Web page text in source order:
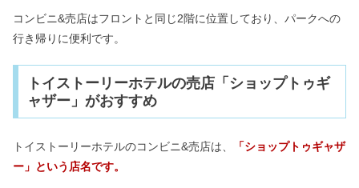
ディズニーランド＆シーのプリクラは
コンビニ&売店はフロントと同じ2階に位置しており、パークへの
行き帰りに便利です。
トイストーリーホテルの売店「ショップトゥギ
ャザー」がおすすめ
トイストーリーホテルのコンビニ&売店は、
「ショップトゥギャザ
ー」という店名です。